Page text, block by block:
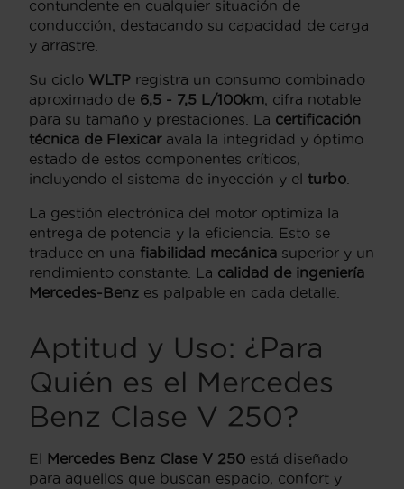
contundente en cualquier situación de
conducción, destacando su capacidad de carga
y arrastre.
Su ciclo WLTP registra un consumo combinado
aproximado de 6,5 - 7,5 L/100km, cifra notable
para su tamaño y prestaciones. La certificación
técnica de Flexicaravala la integridad y óptimo
estado de estos componentes críticos,
incluyendo el sistema de inyección y el turbo
La gestión electrónica del motor optimiza la
entrega de potencia y la eficiencia. Esto se
traduce en una fiabilidad mecánica superior y un
rendimiento constante. La calidad de ingeniería
Mercedes-Benz es palpable en cada detalle.
Aptitud y Uso: ¿Para
Quién es el Mercedes
Benz Clase V 250?
El Mercedes Benz Clase V 250 está diseñado
para aquellos que buscan espacio, confort y